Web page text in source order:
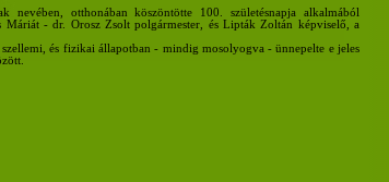
nevében, otthonában köszöntötte 100. születésnapja alkalmából
Máriát - dr. Orosz Zsolt polgármester, és Lipták Zoltán képviselő, a
és fizikai állapotban - mindig mosolyogva - ünnepelte e jeles